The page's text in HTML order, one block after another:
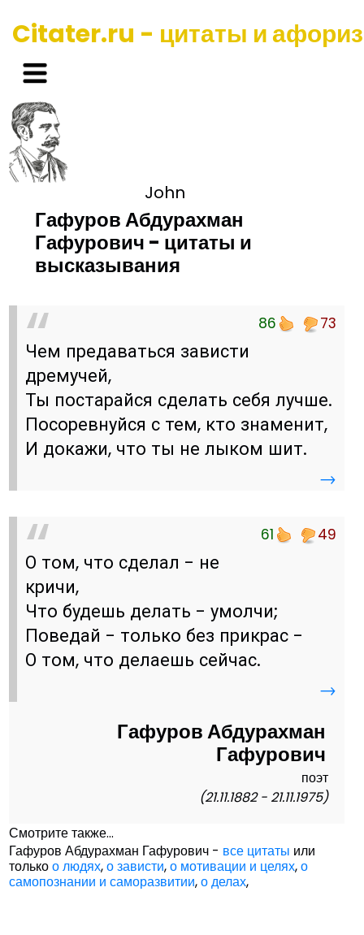
Citater.ru - цитаты и
John
Гафуров Абдурахман
Гафурович - цитаты и
высказывания
86 73
Чем предаваться зависти
дремучей,
Ты постарайся сделать себя лучше.
Посоревнуйся с тем, кто знаменит,
И докажи, что ты не лыком шит.
→
61 49
О том, что сделал - не
кричи,
Что будешь делать - умолчи;
Поведай - только без прикрас -
О том, что делаешь сейчас.
→
Гафуров Абдурахман
Гафурович
поэт
(21.11.1882 - 21.11.1975)
Смотрите также...
Гафуров Абдурахман Гафурович - все цитаты или
толькоо людях,о зависти,о мотивации и целях,о
самопознании и саморазвитии,о делах,